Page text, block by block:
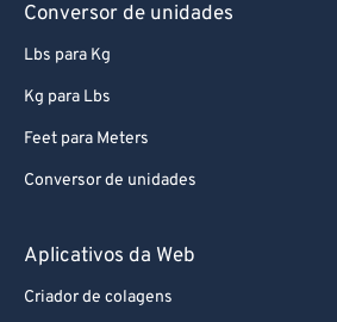
Conversor de unidades
Lbs para Kg
Kg para Lbs
Feet para Meters
Conversor de unidades
Aplicativos da Web
Criador de colagens